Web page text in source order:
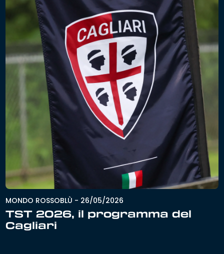
MONDO ROSSOBLÙ - 26/05/2026
TST 2026, il programma del
Cagliari